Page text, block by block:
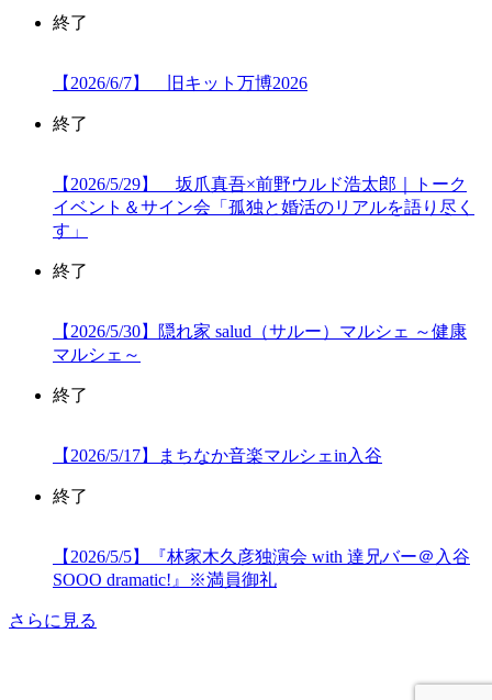
終了
【2026/6/7】 旧キット万博2026
終了
【2026/5/29】 坂爪真吾×前野ウルド浩太郎｜トーク
イベント＆サイン会「孤独と婚活のリアルを語り尽く
す」
終了
【2026/5/30】隠れ家 salud（サルー）マルシェ ～健康
マルシェ～
終了
【2026/5/17】まちなか音楽マルシェin入谷
終了
【2026/5/5】『林家木久彦独演会 with 達兄バー＠入谷
SOOO dramatic!』※満員御礼
さらに見る